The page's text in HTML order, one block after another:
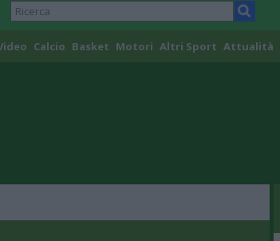
Calcio Basket Motori Altri Sport Attualità